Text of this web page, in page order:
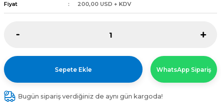
FANLAR
Fiyat
200,00 USD + KDV
Sepete Ekle WhatsApp Sipariş
Bugün sipariş verdiğiniz de aynı gün kargoda!